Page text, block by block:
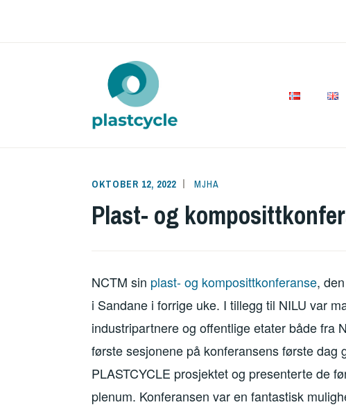
OKTOBER 12, 2022 MJHA
Plast- og
NCTM sin plast- og komposittkonferanse,
i Sandane i forrige uke. I tillegg til NILU var
industripartnere og offentlige etater både fra
første sesjonene på konferansens første dag
PLASTCYCLE prosjektet og presenterte de
plenum. Konferansen var en fantastisk